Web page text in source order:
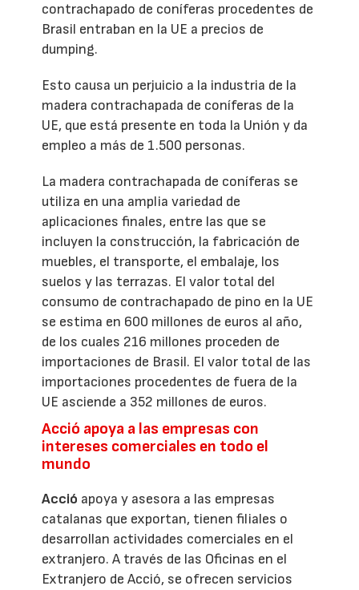
contrachapado de coníferas procedentes de
Brasil entraban en la UE a precios de
dumping.
Esto causa un perjuicio a la industria de la
madera contrachapada de coníferas de la
UE, que está presente en toda la Unión y da
empleo a más de 1.500 personas.
La madera contrachapada de coníferas se
utiliza en una amplia variedad de
aplicaciones finales, entre las que se
incluyen la construcción, la fabricación de
muebles, el transporte, el embalaje, los
suelos y las terrazas. El valor total del
consumo de contrachapado de pino en la UE
se estima en 600 millones de euros al año,
de los cuales 216 millones proceden de
importaciones de Brasil. El valor total de las
importaciones procedentes de fuera de la
UE asciende a 352 millones de euros.
Acció apoya a las empresas con
intereses comerciales en todo el
mundo
Acció apoya y asesora a las empresas
catalanas que exportan, tienen filiales o
desarrollan actividades comerciales en el
extranjero. A través de las Oficinas en el
Extranjero de Acció, se ofrecen servicios